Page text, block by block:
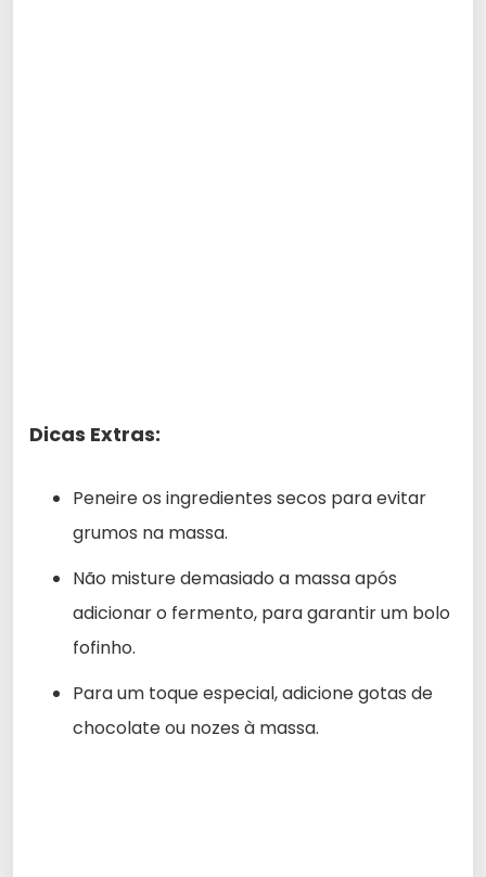
Dicas Extras:
Peneire os ingredientes secos para evitar
grumos na massa.
Não misture demasiado a massa após
adicionar o fermento, para garantir um bolo
fofinho.
Para um toque especial, adicione gotas de
chocolate ou nozes à massa.